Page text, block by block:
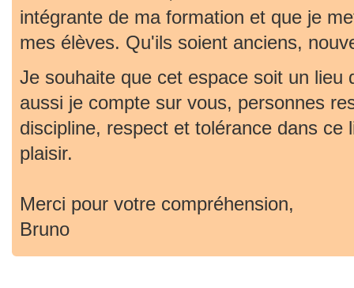
intégrante de ma formation et que je
mes élèves. Qu'ils soient anciens,
Je souhaite que cet espace soit un lieu
aussi je compte sur vous, personnes
discipline, respect et tolérance dans ce
plaisir.
Merci pour votre compréhension,
Bruno